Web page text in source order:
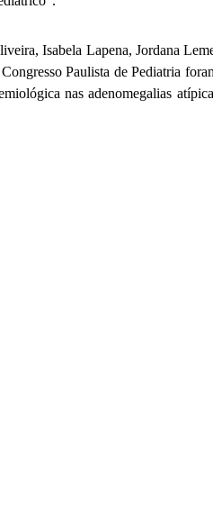
Isabela Lapena, Jordana
Paulista de Pediatria
nas adenomegalias